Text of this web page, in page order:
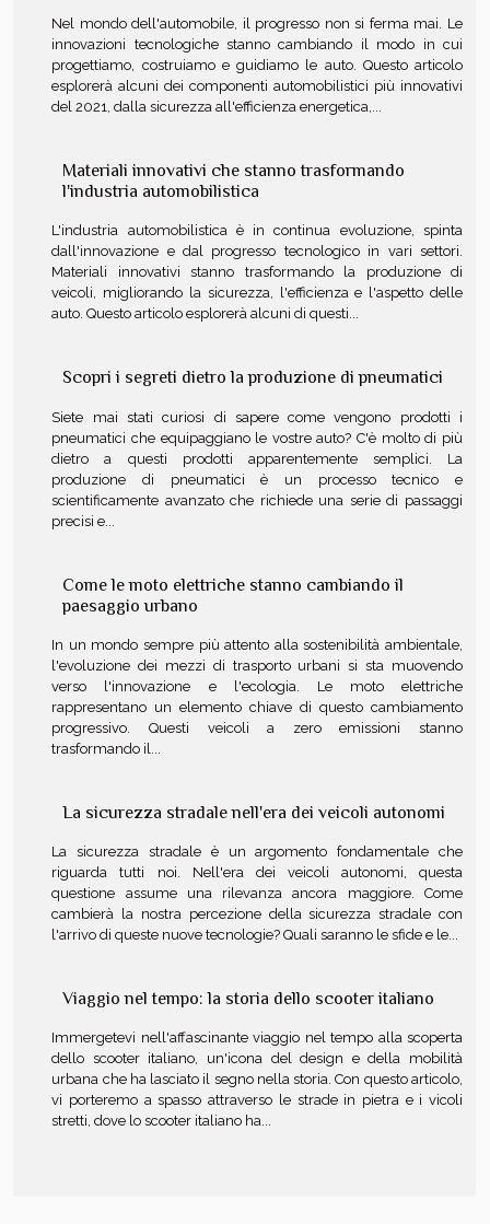
Nel mondo dell'automobile, il progresso non si ferma mai. Le
innovazioni tecnologiche stanno cambiando il modo in cui
progettiamo, costruiamo e guidiamo le auto. Questo articolo
esplorerà alcuni dei componenti automobilistici più innovativi
del 2021, dalla sicurezza all'efficienza energetica,...
Materiali innovativi che stanno trasformando
l'industria automobilistica
L'industria automobilistica è in continua evoluzione, spinta
dall'innovazione e dal progresso tecnologico in vari settori.
Materiali innovativi stanno trasformando la produzione di
veicoli, migliorando la sicurezza, l'efficienza e l'aspetto delle
auto. Questo articolo esplorerà alcuni di questi...
Scopri i segreti dietro la produzione di pneumatici
Siete mai stati curiosi di sapere come vengono prodotti i
pneumatici che equipaggiano le vostre auto? C'è molto di più
dietro a questi prodotti apparentemente semplici. La
produzione di pneumatici è un processo tecnico e
scientificamente avanzato che richiede una serie di passaggi
precisi e...
Come le moto elettriche stanno cambiando il
paesaggio urbano
In un mondo sempre più attento alla sostenibilità ambientale,
l'evoluzione dei mezzi di trasporto urbani si sta muovendo
verso l'innovazione e l'ecologia. Le moto elettriche
rappresentano un elemento chiave di questo cambiamento
progressivo. Questi veicoli a zero emissioni stanno
trasformando il...
La sicurezza stradale nell'era dei veicoli autonomi
La sicurezza stradale è un argomento fondamentale che
riguarda tutti noi. Nell'era dei veicoli autonomi, questa
questione assume una rilevanza ancora maggiore. Come
cambierà la nostra percezione della sicurezza stradale con
l'arrivo di queste nuove tecnologie? Quali saranno le sfide e le...
Viaggio nel tempo: la storia dello scooter italiano
Immergetevi nell'affascinante viaggio nel tempo alla scoperta
dello scooter italiano, un'icona del design e della mobilità
urbana che ha lasciato il segno nella storia. Con questo articolo,
vi porteremo a spasso attraverso le strade in pietra e i vicoli
stretti, dove lo scooter italiano ha...